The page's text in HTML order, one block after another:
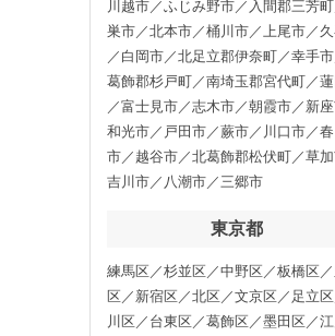
川越市／ふじみ野市／入間郡三芳
巣市／北本市／桶川市／上尾市／
／白岡市／北足立郡伊奈町／幸手
葛飾郡杉戸町／南埼玉郡宮代町／
／富士見市／志木市／朝霞市／新
和光市／戸田市／蕨市／川口市／
市／越谷市／北葛飾郡松伏町／草加
吉川市／八潮市／三郷市
東京都
練馬区／杉並区／中野区／板橋区
区／新宿区／北区／文京区／足立
川区／台東区／葛飾区／墨田区／江